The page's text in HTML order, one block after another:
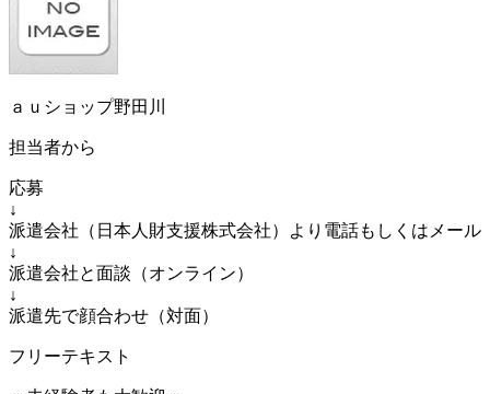
ａｕショップ野田川
担当者から
応募
↓
派遣会社（日本人財支援株式会社）より電話もしくはメール
↓
派遣会社と面談（オンライン）
↓
派遣先で顔合わせ（対面）
フリーテキスト